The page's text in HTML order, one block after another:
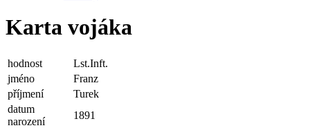
Karta vojáka
hodnost
Lst.Inft.
jméno
Franz
příjmení
Turek
datum
narození
1891